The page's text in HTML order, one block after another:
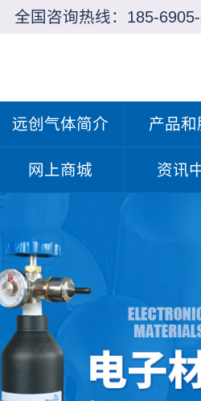
全国咨询热线： 185-
远创气体简介 产品和
网上商城 资讯